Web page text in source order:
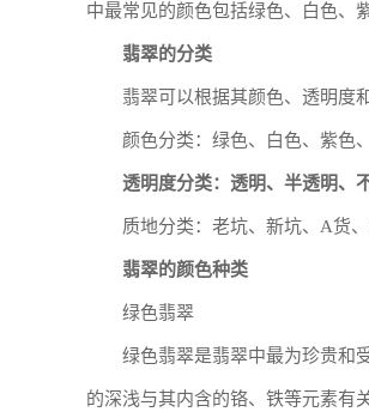
中最常见的颜色包括绿色、白色、
翡翠的分类
翡翠可以根据其颜色、透明度
颜色分类：绿色、白色、紫色
透明度分类：透明、半透明、
质地分类：老坑、新坑、A货、
翡翠的颜色种类
绿色翡翠
绿色翡翠是翡翠中最为珍贵和
的深浅与其内含的铬、铁等元素有关